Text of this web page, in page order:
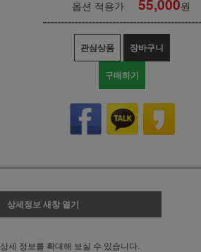
옵션 적용가 55,000원
관심상품 장바구니
구매하기
상세정보 새창 열기
상세 정보를 확대해 보실 수 있습니다.